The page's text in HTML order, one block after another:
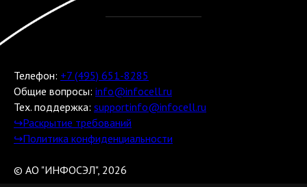
Телефон: +7 (495) 651-8285
Общие вопросы: info@infocell.ru
Тех. поддержка: supportinfo@infocell.ru
↪Раскрытие требований
↪Политика конфиденциальности
© АО "ИНФОСЭЛ", 2026